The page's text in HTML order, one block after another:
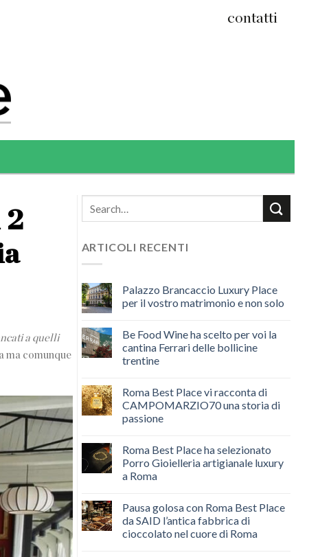
contatti
2
a quelli
ma comunque
ARTICOLI RECENTI
Palazzo Brancaccio Luxury Place
per il vostro matrimonio e non solo
Be Food Wine ha scelto per voi la
cantina Ferrari delle bollicine
trentine
Roma Best Place vi racconta di
CAMPOMARZIO70 una storia di
passione
Roma Best Place ha selezionato
Porro Gioielleria artigianale luxury
a Roma
Pausa golosa con Roma Best Place
da SAID l’antica fabbrica di
cioccolato nel cuore di Roma